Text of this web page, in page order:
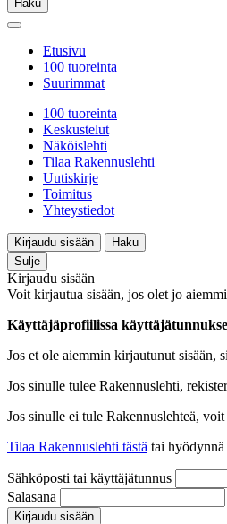
Haku
Etusivu
100 tuoreinta
Suurimmat
100 tuoreinta
Keskustelut
Näköislehti
Tilaa Rakennuslehti
Uutiskirje
Toimitus
Yhteystiedot
Kirjaudu sisään
Haku
Sulje
Kirjaudu sisään
Voit kirjautua sisään, jos olet jo
Käyttäjäprofiilissa
Jos et ole aiemmin kirjautunut sisään,
Jos sinulle tulee Rakennuslehti,
Jos sinulle ei tule Rakennuslehteä,
Tilaa Rakennuslehti tästä tai hyödynnä
Sähköposti tai käyttäjätunnus
Salasana
Kirjaudu sisään